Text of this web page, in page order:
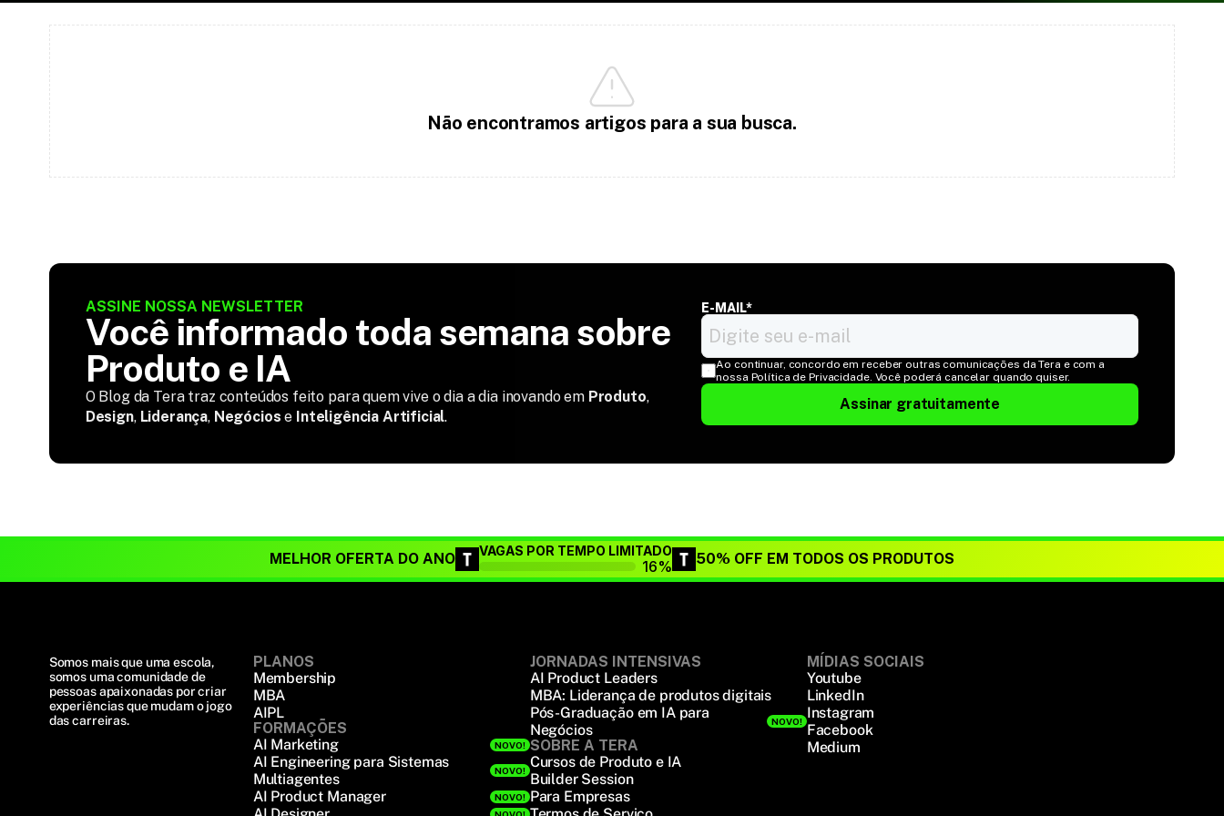
Não encontramos artigos para a sua busca.
ASSINE NOSSA NEWSLETTER
Você informado toda semana sobre
Produto e IA
O Blog da Tera traz conteúdos feito para quem vive o dia a dia inovando em Produto,
Design, Liderança, Negócios e Inteligência Artificial.
E-MAIL*
Ao continuar, concordo em receber outras comunicações da Tera e com a
nossa Política de Privacidade. Você poderá cancelar quando quiser.
Assinar gratuitamente
MELHOR OFERTA DO ANO VAGAS POR TEMPO LIMITADO
16% 50% OFF EM TODOS OS PRODUTOS
Somos mais que uma escola,
somos uma comunidade de
pessoas apaixonadas por criar
experiências que mudam o jogo
das carreiras.
PLANOS
Membership
MBA
AIPL
FORMAÇÕES
AI Marketing
NOVO!
AI Engineering para Sistemas
Multiagentes
NOVO!
AI Product Manager NOVO!
NOVO!
JORNADAS INTENSIVAS
AI Product Leaders
MBA: Liderança de produtos digitais
Pós-Graduação em IA para
Negócios
NOVO!
SOBRE A TERA
Cursos de Produto e IA
Builder Session
Para Empresas
MÍDIAS SOCIAIS
Youtube
LinkedIn
Instagram
Facebook
Medium